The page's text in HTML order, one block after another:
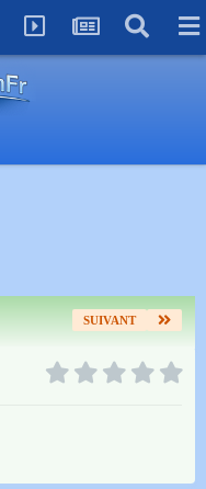
SUIVANT